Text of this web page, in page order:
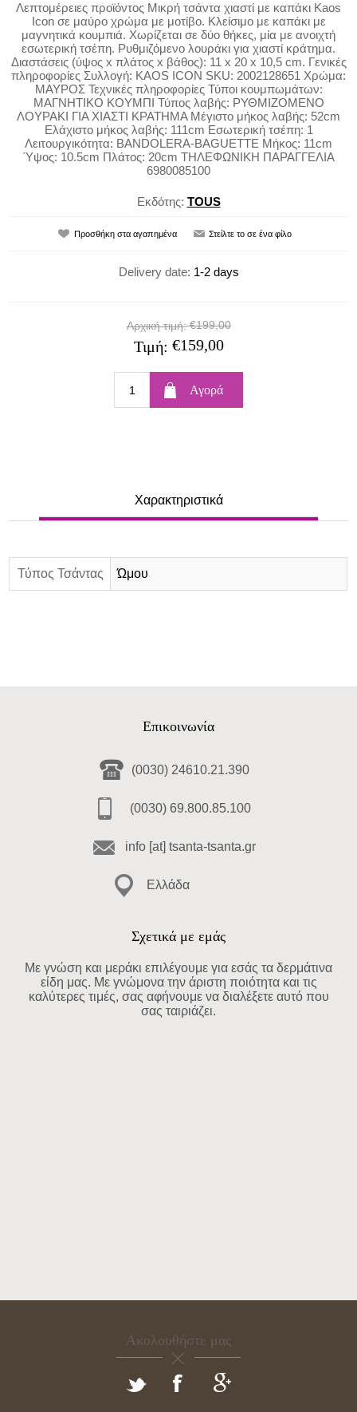
Λεπτομέρειες προϊόντος Μικρή τσάντα χιαστί με καπάκι Kaos
Icon σε μαύρο χρώμα με μοτίβο. Κλείσιμο με καπάκι με
μαγνητικά κουμπιά. Χωρίζεται σε δύο θήκες, μία με ανοιχτή
εσωτερική τσέπη. Ρυθμιζόμενο λουράκι για χιαστί κράτημα.
Διαστάσεις (ύψος x πλάτος x βάθος): 11 x 20 x 10,5 cm. Γενικές
πληροφορίες Συλλογή: KAOS ICON SKU: 2002128651 Χρώμα:
ΜΑΥΡΟΣ Τεχνικές πληροφορίες Τύποι κουμπωμάτων:
ΜΑΓΝΗΤΙΚΟ ΚΟΥΜΠΙ Τύπος λαβής: ΡΥΘΜΙΖΟΜΕΝΟ
ΛΟΥΡΑΚΙ ΓΙΑ ΧΙΑΣΤΙ ΚΡΑΤΗΜΑ Μέγιστο μήκος λαβής: 52cm
Ελάχιστο μήκος λαβής: 111cm Εσωτερική τσέπη: 1
Λειτουργικότητα: BANDOLERA-BAGUETTE Μήκος: 11cm
Ύψος: 10.5cm Πλάτος: 20cm ΤΗΛΕΦΩΝΙΚΗ ΠΑΡΑΓΓΕΛΙΑ
6980085100
Εκδότης: TOUS
Delivery date: 1-2 days
Αρχική τιμή: €199,00
Τιμή: €159,00
Χαρακτηριστικά
Τύπος Τσάντας Ώμου
Επικοινωνία
(0030) 24610.21.390
(0030) 69.800.85.100
info [at] tsanta-tsanta.gr
Ελλάδα
Σχετικά με εμάς
Με γνώση και μεράκι επιλέγουμε για εσάς τα δερμάτινα
είδη μας. Με γνώμονα την άριστη ποιότητα και τις
καλύτερες τιμές, σας αφήνουμε να διαλέξετε αυτό που
σας ταιριάζει.
Ακολουθήστε μας